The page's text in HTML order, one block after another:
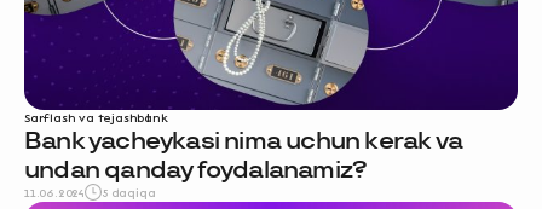
Sarflash va tejashbank
Bank yacheykasi nima uchun kerak va
undan qanday foydalanamiz?
11.06.2024 5 daqiqa